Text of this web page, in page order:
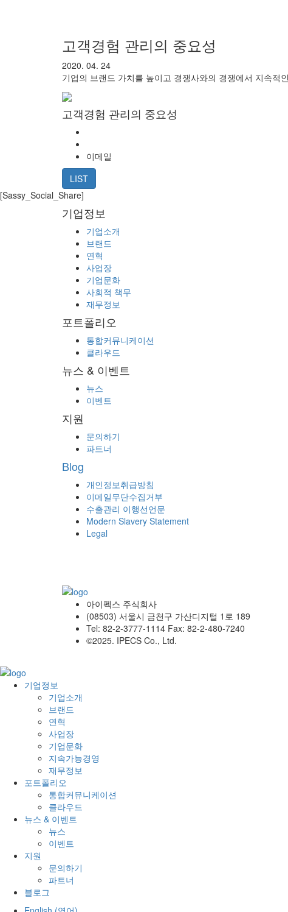
고객경험 관리의 중요성
2020. 04. 24
기업의 브랜드 가치를 높이고 경쟁사와의 경쟁에서 지속
고객경험 관리의 중요성
이메일
LIST
[Sassy_Social_Share]
기업정보
기업소개
브랜드
연혁
사업장
기업문화
사회적 책무
재무정보
포트폴리오
통합커뮤니케이션
클라우드
뉴스 & 이벤트
뉴스
이벤트
지원
문의하기
파트너
Blog
개인정보취급방침
이메일무단수집거부
수출관리 이행선언문
Modern Slavery Statement
Legal
아이펙스 주식회사
(08503) 서울시 금천구 가산디지털 1로 189
Tel: 82-2-3777-1114 Fax: 82-2-480-7240
©2025. IPECS Co., Ltd.
기업정보
기업소개
브랜드
연혁
사업장
기업문화
지속가능경영
재무정보
포트폴리오
통합커뮤니케이션
클라우드
뉴스 & 이벤트
뉴스
이벤트
지원
문의하기
파트너
블로그